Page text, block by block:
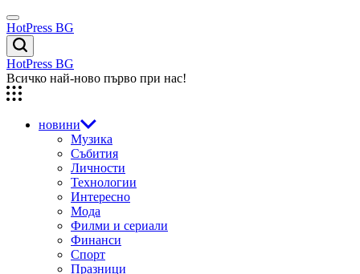
Skip
to
content
Menu
HotPress BG
Търсене
HotPress BG
Всичко най-ново първо при нас!
новини
Музика
Събития
Личности
Технологии
Интересно
Мода
Филми и сериали
Финанси
Спорт
Празници